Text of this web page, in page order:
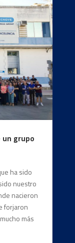
un grupo
ha sido
nuestro
nacieron
forjaron
más